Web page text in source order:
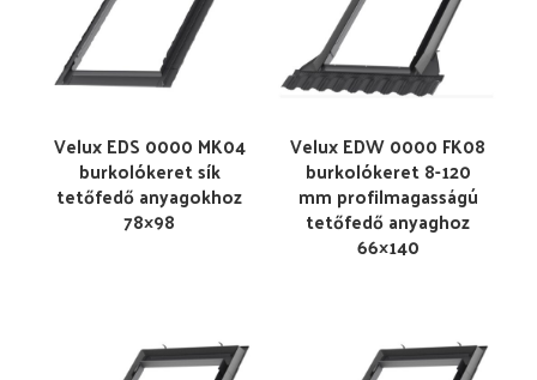
Velux EDS 0000 MK04
burkolókeret sík
tetőfedő anyagokhoz
78×98
Velux EDW 0000 FK08
burkolókeret 8-120
mm profilmagasságú
tetőfedő anyaghoz
66×140